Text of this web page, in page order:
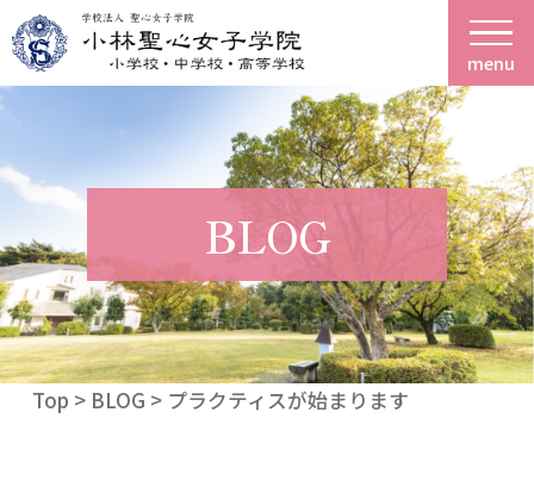
menu
BLOG
Top > BLOG > プラクティスが始まります